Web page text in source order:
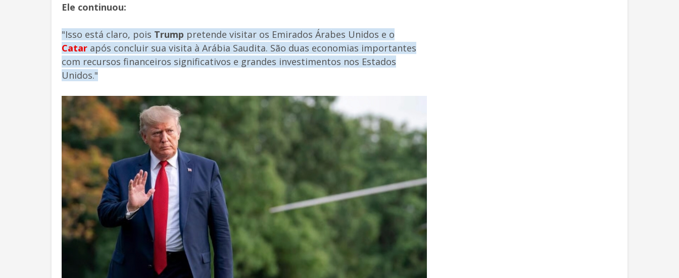
Ele continuou:
"Isso está claro, pois Trump pretende visitar os Emirados Árabes Unidos e o
Catar após concluir sua visita à Arábia Saudita. São duas economias importantes
com recursos financeiros significativos e grandes investimentos nos Estados
Unidos."